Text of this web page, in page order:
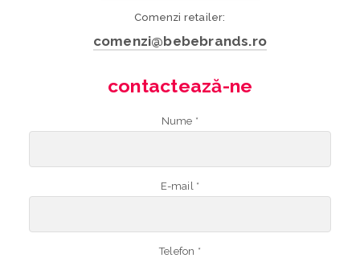
Comenzi retailer:
comenzi@bebebrands.ro
contactează-ne
Nume *
E-mail *
Telefon *